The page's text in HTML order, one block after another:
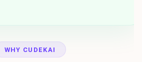
WHY CUDEKAI